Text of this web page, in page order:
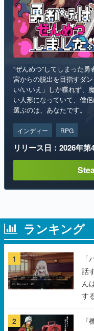
“ぜんめつ”してしまった
宮からの脱出を目指すダ
い/いいえ」しか喋れず、
選ぶのは、あなたです。
インディー RPG
リリース日：2026年第4
ランキング
1
「
ん
2
『
Ⅱ
約